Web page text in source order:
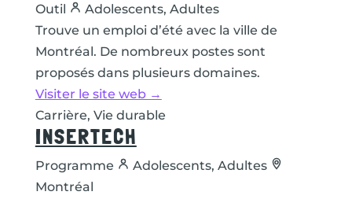
Outil
Adolescents, Adultes
Trouve un emploi d’été avec la ville de
Montréal. De nombreux postes sont
proposés dans plusieurs domaines.
Visiter le site web →
Carrière, Vie durable
INSERTECH
Programme
Adolescents, Adultes
Montréal